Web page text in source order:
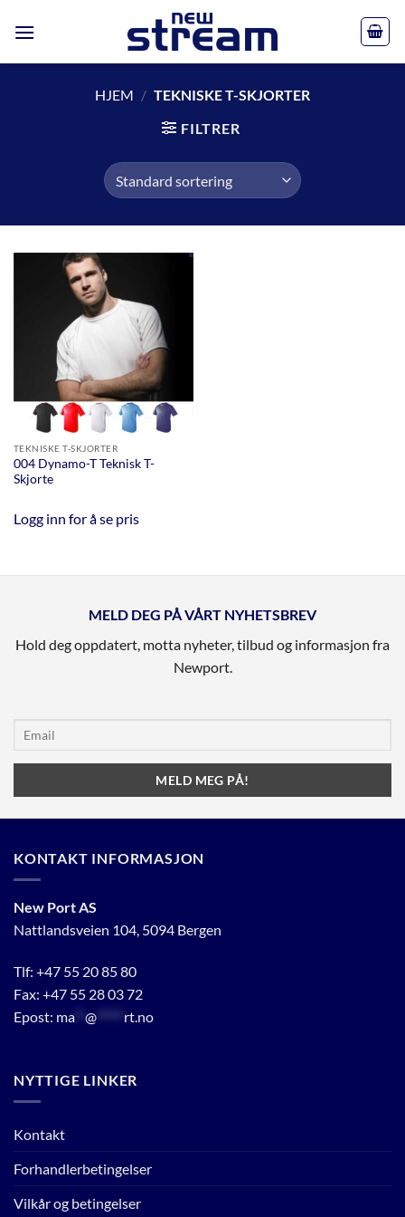
HJEM / TEKNISKE T-SKJORTER
FILTRER
TEKNISKE T-SKJORTER
004 Dynamo-T Teknisk T-
Skjorte
Logg inn for å se pris
MELD DEG PÅ VÅRT NYHETSBREV
Hold deg oppdatert, motta nyheter, tilbud og informasjon fra
Newport.
KONTAKT INFORMASJON
New Port AS
Nattlandsveien 104, 5094 Bergen
Tlf: +47 55 20 85 80
Fax: +47 55 28 03 72
Epost: ma** @ rt.no
NYTTIGE LINKER
Kontakt
Forhandlerbetingelser
Vilkår og betingelser